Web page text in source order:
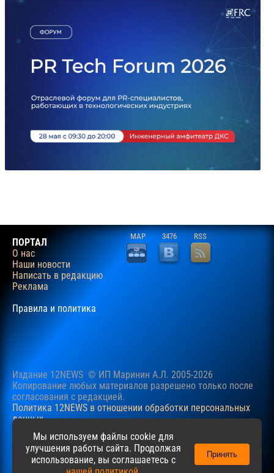
ПОРТАЛ
О нас
Наши новости
Написать в редакцию
Реклама
Правила и политика
MAP 3476 RSS
Издание 12NEWS © ИП Маринин А.Л. 2005-2026
Копирование любых материалов разрешено только после
согласования c редакцией.
Политика 12NEWS в отношении обработки персональных
данных
Наш сайт использует файлы cookie для учучшения
пользовательского опыта. Продолжая просматривать сайт,
вы соглашаетесь с нашейПолитикойв отношении файлов
Мы используем файлы cookie для
улучшения работы сайта. Продолжая
использование, вы соглашаетесь с
Принять